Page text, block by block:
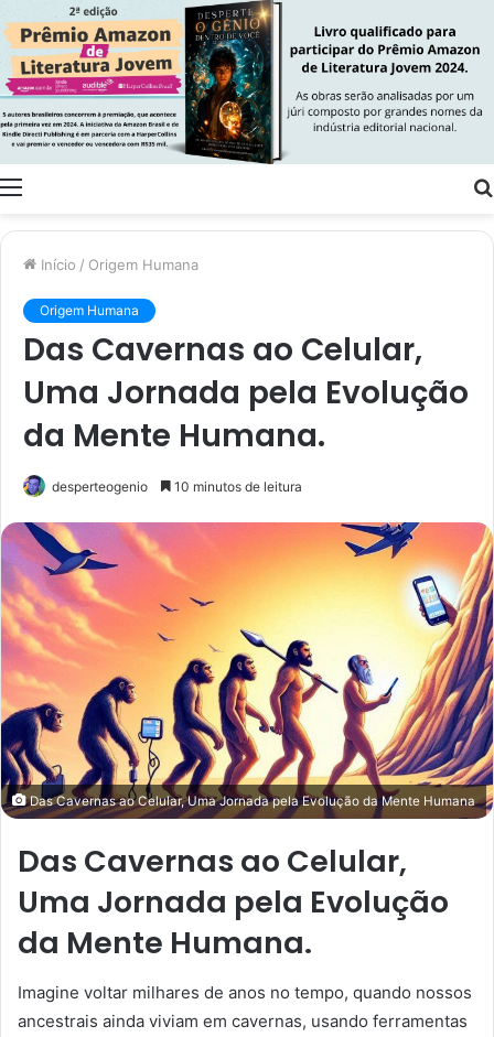
Menu
Início / Origem Humana
Origem Humana
Das Cavernas ao Celular,
Uma Jornada pela Evolução
da Mente Humana.
desperteogenio 10 minutos de leitura
Das Cavernas ao Celular, Uma Jornada pela Evolução da Mente Humana
Das Cavernas ao Celular,
Uma Jornada pela Evolução
da Mente Humana.
Imagine voltar milhares de anos no tempo, quando nossos
ancestrais ainda viviam em cavernas, usando ferramentas